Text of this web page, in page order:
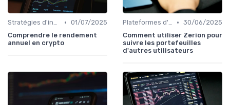
Stratégies d'investissement • 01/07/2025
Comprendre le rendement
annuel en crypto
Plateformes d'échange et portefeuilles • 30/06/2025
Comment utiliser Zerion pour
suivre les portefeuilles
d'autres utilisateurs